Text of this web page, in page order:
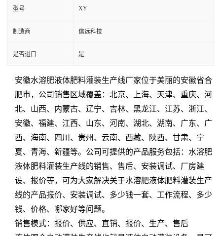
型号 XY
制造商 信远科技
是否进口 是
安徽水溶肥液体肥料灌装生产线厂家位于美丽的安徽省合
肥市，公司销售区域覆盖：北京、上海、天津、重庆、河
北、山西、内蒙古、辽宁、吉林、黑龙江、江苏、浙江、
安徽、福建、江西、山东、河南、湖北、湖南、广东、广
西、海南、四川、贵州、云南、西藏、陕西、甘肃、宁
夏、青海、新疆等。公司可提供的产品服务包括：水溶肥
液体肥料灌装生产线的销售、售后、安装调试、厂房建
设、报价等，可为大家解决关于水溶肥液体肥料灌装生产
线的产品报价、安装调试、多少钱一套、工作流程、多少
钱、价格、哪家好等问题。
销售模式：报价、供应、直销、报价、生产、售后